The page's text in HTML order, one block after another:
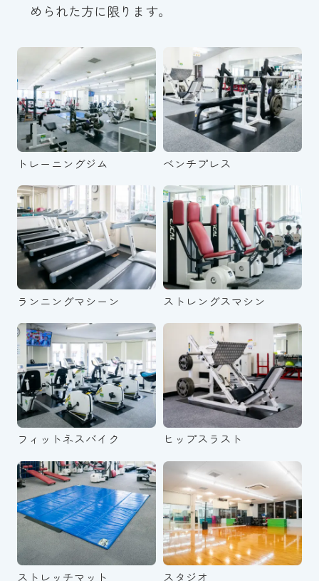
められた方に限ります。
トレーニングジム ベンチプレス
ランニングマシーン ストレングスマシン
フィットネスバイク ヒップスラスト
ストレッチマット スタジオ